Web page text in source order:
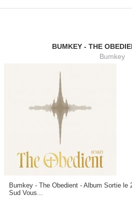
BUMKEY - THE
Bumkey
Bumkey - The Obedient - Album Sortie le
Sud Vous...